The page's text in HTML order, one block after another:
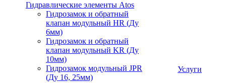
Гидравлические элементы Atos
Гидрозамок и обратный
клапан модульный HR (Ду
6мм)
Гидрозамок и обратный
клапан модульный KR (Ду
10мм)
Гидрозамок модульный JPR
(Ду 16, 25мм)
Услуги